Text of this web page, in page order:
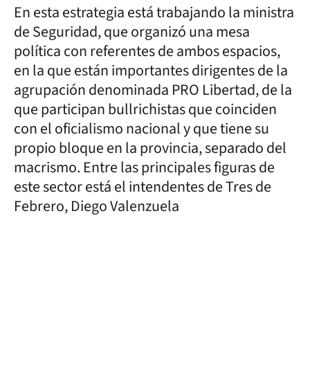
En esta estrategia está trabajando la ministra
de Seguridad, que organizó una mesa
política con referentes de ambos espacios,
en la que están importantes dirigentes de la
agrupación denominada PRO Libertad, de la
que participan bullrichistas que coinciden
con el oficialismo nacional y que tiene su
propio bloque en la provincia, separado del
macrismo. Entre las principales figuras de
este sector está el intendentes de Tres de
Febrero, Diego Valenzuela